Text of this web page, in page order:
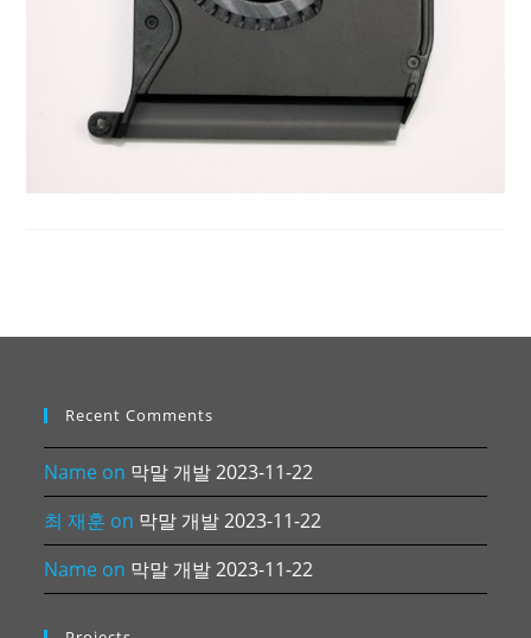
Recent Comments
Name on 막말 개발 2023-11-22
최 재훈 on 막말 개발 2023-11-22
Name on 막말 개발 2023-11-22